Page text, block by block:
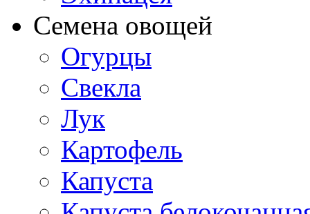
Семена овощей
Огурцы
Свекла
Лук
Картофель
Капуста